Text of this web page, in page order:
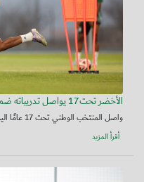
الأخضر تحت17 يواصل تدريباته ضمن معسكر الطائف
واصل المنتخب الوطني تحت 17 عامًا اليوم الثلاثاء تدريباته ضمن معسكره في...
أقرأ المزيد